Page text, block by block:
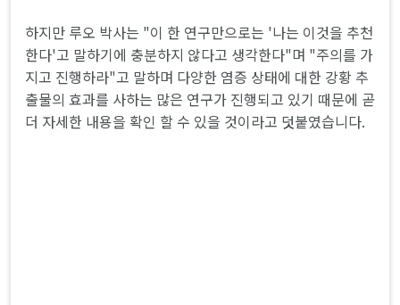
하지만 루오 박사는 "이 한 연구만으로는 '나는 이것을 추천
한다'고 말하기에 충분하지 않다고 생각한다"며 "주의를 가
지고 진행하라"고 말하며 다양한 염증 상태에 대한 강황 추
출물의 효과를 사하는 많은 연구가 진행되고 있기 때문에 곧
더 자세한 내용을 확인 할 수 있을 것이라고 덧붙였습니다.